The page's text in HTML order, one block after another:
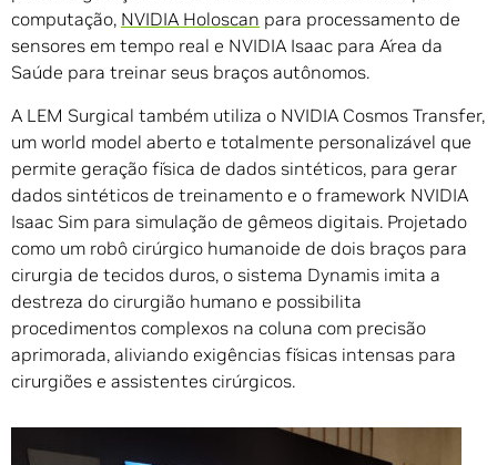
computação, NVIDIA Holoscan para processamento de
sensores em tempo real e NVIDIA Isaac para Área da
Saúde para treinar seus braços autônomos.
A LEM Surgical também utiliza o NVIDIA Cosmos Transfer,
um world model aberto e totalmente personalizável que
permite geração física de dados sintéticos, para gerar
dados sintéticos de treinamento e o framework NVIDIA
Isaac Sim para simulação de gêmeos digitais. Projetado
como um robô cirúrgico humanoide de dois braços para
cirurgia de tecidos duros, o sistema Dynamis imita a
destreza do cirurgião humano e possibilita
procedimentos complexos na coluna com precisão
aprimorada, aliviando exigências físicas intensas para
cirurgiões e assistentes cirúrgicos.